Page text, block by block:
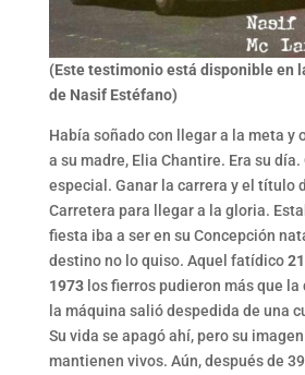
(Este testimonio está disponible en
de Nasif Estéfano)
Había soñado con llegar a la meta y
a su madre, Elia Chantire. Era su
especial. Ganar la carrera y el título
Carretera para llegar a la gloria.
fiesta iba a ser en su Concepción
destino no lo quiso. Aquel fatídico
1973los fierros pudieron más que la
la máquina salió despedida de una
Su vida se apagó ahí, pero su
mantienen vivos. Aún, después de